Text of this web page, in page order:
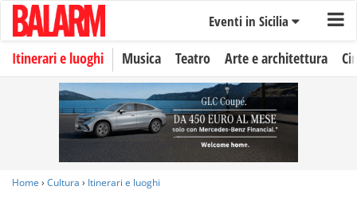
Eventi in Sicilia
Itinerari e luoghi Musica Teatro Arte e architettura
Home › Cultura › Itinerari e luoghi